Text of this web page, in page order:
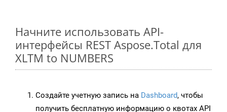
Начните использовать API-
интерфейсы REST Aspose.Total для
XLTM to NUMBERS
Создайте учетную запись на Dashboard, чтобы
получить бесплатную информацию о квотах API